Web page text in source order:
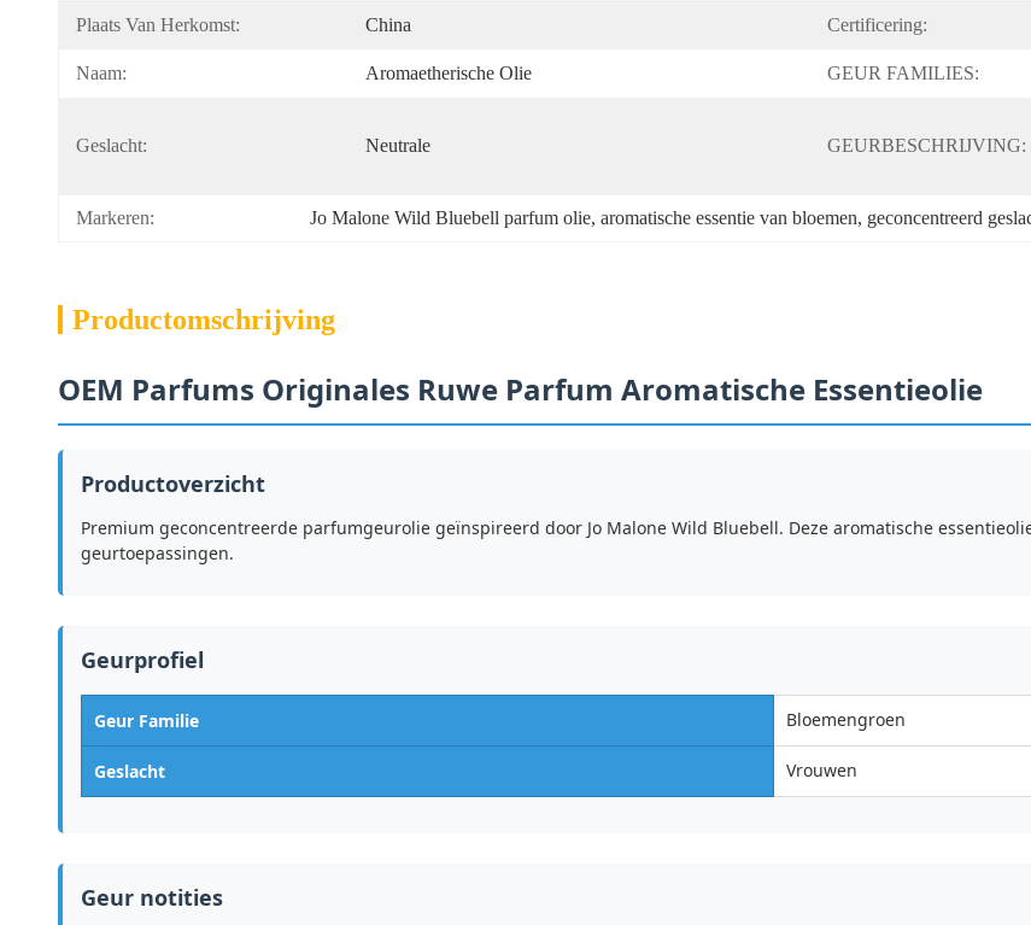
Plaats Van Herkomst: China Certificering:
Naam: Aromaetherische Olie GEUR FAMILIES:
Geslacht: Neutrale GEURBESCHRIJVING:
Markeren: Jo Malone Wild Bluebell parfum olie, aromatische essentie van bloemen, geconcentreerd
Productomschrijving
OEM Parfums Originales Ruwe Parfum Aromatische Essentieolie
Productoverzicht
Premium geconcentreerde parfumgeurolie geïnspireerd door Jo Malone Wild Bluebell. Deze aromatische
geurtoepassingen.
Geurprofiel
Geur Familie Bloemengroen
Geslacht Vrouwen
Geur notities